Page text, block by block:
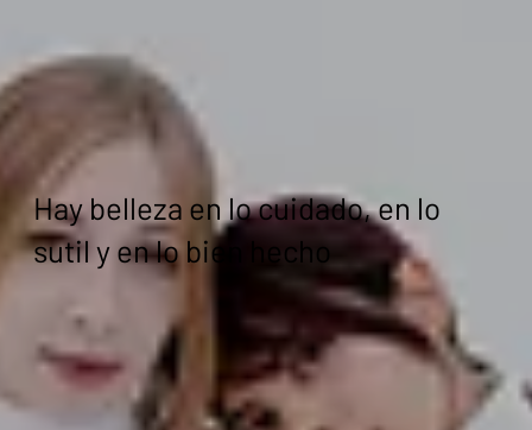
Hay belleza en lo cuidado, en lo
sutil y en lo bien hecho